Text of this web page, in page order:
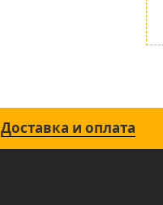
Доставка и оплата